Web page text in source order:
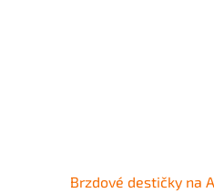
Brzdové destičky na